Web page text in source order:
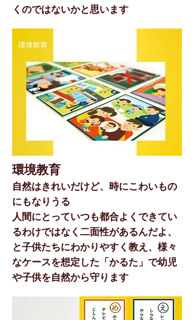
くのではないかと思います
環境教育
自然はきれいだけど、時にこわいもの
にもなりうる
人間にとっていつも都合よくできてい
るわけではなく二面性があるんだよ、
と子供たちにわかりやすく教え、様々
なケースを想定した「かるた」で幼児
や子供を自然から守ります